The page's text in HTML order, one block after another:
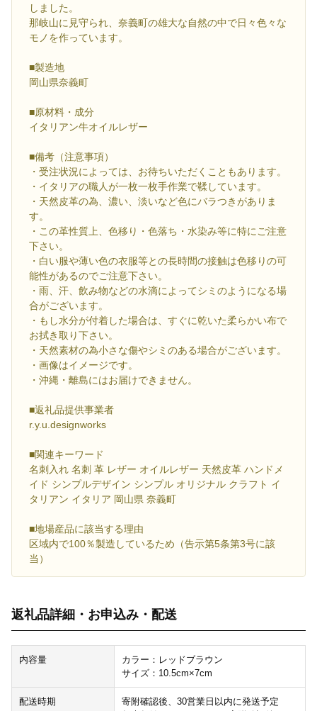
しました。
那岐山に見守られ、奈義町の雄大な自然の中で日々色々な
モノを作っています。
■製造地
岡山県奈義町
■原材料・成分
イタリアン牛オイルレザー
■備考（注意事項）
・受注状況によっては、お待ちいただくこともあります。
・イタリアの職人が一枚一枚手作業で鞣しています。
・天然皮革の為、濃い、淡いなど色にバラつきがありま
す。
・この革性質上、色移り・色落ち・水染み等に特にご注意
下さい。
・白い服や薄い色の衣服等との長時間の接触は色移りの可
能性があるのでご注意下さい。
・雨、汗、飲み物などの水滴によってシミのようになる場
合がございます。
・もし水分が付着した場合は、すぐに乾いた柔らかい布で
お拭き取り下さい。
・天然素材の為小さな傷やシミのある場合がございます。
・画像はイメージです。
・沖縄・離島にはお届けできません。
■返礼品提供事業者
r.y.u.designworks
■関連キーワード
名刺入れ 名刺 革 レザー オイルレザー 天然皮革 ハンドメ
イド シンプルデザイン シンプル オリジナル クラフト イ
タリアン イタリア 岡山県 奈義町
■地場産品に該当する理由
区域内で100％製造しているため（告示第5条第3号に該
当）
返礼品詳細・お申込み・配送
内容量
カラー：レッドブラウン
サイズ：10.5cm×7cm
配送時期
寄附確認後、30営業日以内に発送予定